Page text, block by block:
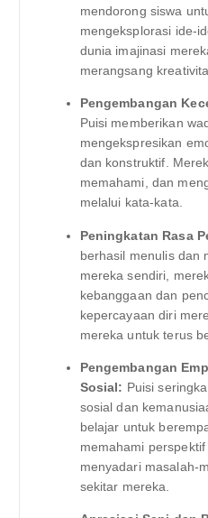
mendorong siswa
mengeksplorasi ide-
dunia imajinasi
merangsang
Pengembangan
Puisi memberikan
mengekspresikan
dan konstruktif.
memahami, dan
melalui kata-kata.
Peningkatan Rasa
berhasil menulis dan
mereka sendiri,
kebanggaan dan
kepercayaan diri
mereka untuk terus
Pengembangan
Sosial: Puisi
sosial dan
belajar untuk
memahami
menyadari masalah-
sekitar mereka.